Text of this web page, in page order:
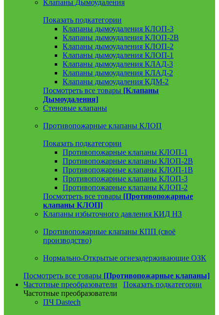
Клапаны Дымоудаления
Показать подкатегории
Клапаны дымоудаления КЛОП-3
Клапаны дымоудаления КЛОП-2В
Клапаны дымоудаления КЛОП-2
Клапаны дымоудаления КЛОП-1
Клапаны дымоудаления КЛАД-3
Клапаны дымоудаления КЛАД-2
Клапаны дымоудаления КДМ-2
Посмотреть все товары [Клапаны
Дымоудаления]
Стеновые клапаны
Противопожарные клапаны КЛОП
Показать подкатегории
Противопожарные клапаны КЛОП-1
Противопожарные клапаны КЛОП-2В
Противопожарные клапаны КЛОП-1В
Противопожарные клапаны КЛОП-3
Противопожарные клапаны КЛОП-2
Посмотреть все товары [Противопожарные
клапаны КЛОП]
Клапаны избыточного давления КИД НЗ
Противопожарные клапаны КПП (своё
производство)
Нормально-Открытые огнезадерживающие ОЗК
Посмотреть все товары [Противопожарные клапаны]
Частотные преобразователи
Показать подкатегории
Частотные преобразователи
ПЧ Dastech